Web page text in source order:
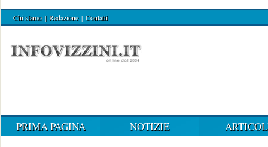
Chi siamo | Redazione | Contatti
PRIMA PAGINA NOTIZIE